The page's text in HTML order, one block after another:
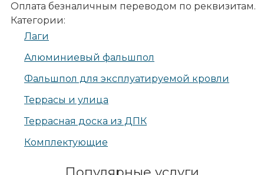
Оплата безналичным переводом по реквизитам.
Категории:
Лаги
Алюминиевый фальшпол
Фальшпол для эксплуатируемой кровли
Террасы и улица
Террасная доска из ДПК
Комплектующие